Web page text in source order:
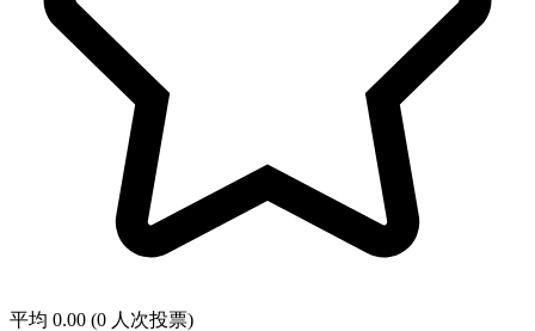
平均 0.00 (0 人次投票)